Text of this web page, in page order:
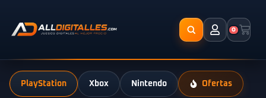
0
PlayStation Xbox Nintendo Ofertas